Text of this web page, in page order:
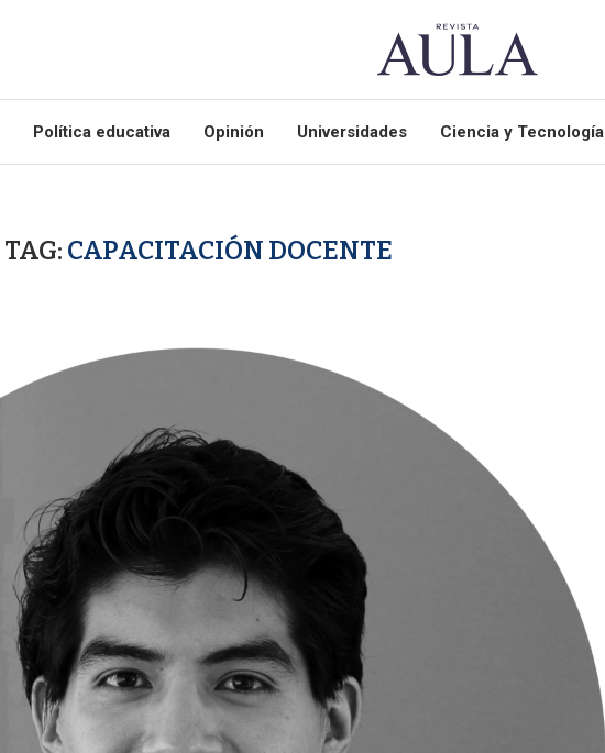
Política educativa Opinión Universidades Ciencia y Tecnología
TAG: CAPACITACIÓN DOCENTE